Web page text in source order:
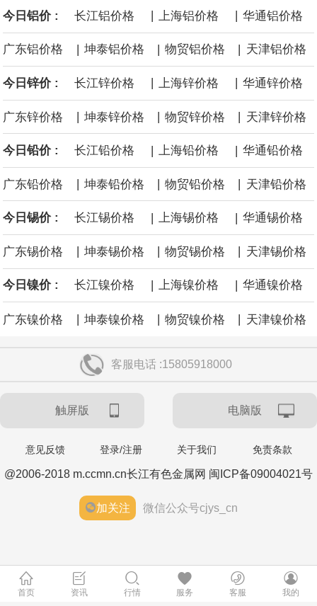
后续14艘平均每艘约180亿美元。
黄金价格有望录得自今年1月以来最大单周涨幅。油价走弱为金价提
供支撑，同时投资者正等待美国非农就业数据，以寻找美国利率前
景的线索。StoneX高级分析师马特·辛普森表示，中东和平前景改善
海力士：龙仁工厂将生产高带宽内存（HBM）及其他下一代动态随
机存取存储器（DRAM）。
今日铝价 : 长江铝价格 上海铝价格 华通铝价格
广东铝价格 | 坤泰铝价格 | 物贸铝价格 | 天津铝价格
今日锌价 : 长江锌价格 上海锌价格 华通锌价格
广东锌价格 | 坤泰锌价格 | 物贸锌价格 | 天津锌价格
今日铅价 : 长江铅价格 | 上海铅价格 | 华通铅价格
广东铅价格 坤泰铅价格 物贸铅价格 天津铅价格
今日锡价 : 长江锡价格 | 上海锡价格 | 华通锡价格
广东锡价格 坤泰锡价格 物贸锡价格 天津锡价格
今日镍价 : 长江镍价格 | 上海镍价格 | 华通镍价格
广东镍价格 | 坤泰镍价格 | 物贸镍价格 | 天津镍价格
客服电话 :15805918000
触屏版 电脑版
意见反馈 登录/注册 关于我们 免责条款
@2006-2018 m.ccmn.cn长江有色金属网 闽ICP备09004021号
加关注 微信公众号cjys_cn
首页 资讯 行情 服务 客服 我的